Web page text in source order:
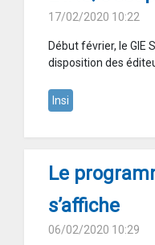
17/02/2020 10:22
Début février, le GIE
disposition des
Insi
Le
s’affiche
06/02/2020 10:29